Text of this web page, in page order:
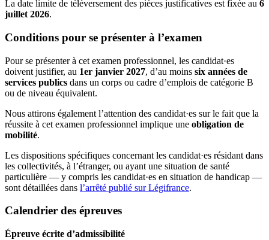
La date limite de téléversement des pièces justificatives est fixée au 6
juillet 2026.
Conditions pour se présenter à l’examen
Pour se présenter à cet examen professionnel, les candidat·es
doivent justifier, au 1er janvier 2027, d’au moins six années de
services publics dans un corps ou cadre d’emplois de catégorie B
ou de niveau équivalent.
Nous attirons également l’attention des candidat·es sur le fait que la
réussite à cet examen professionnel implique une obligation de
mobilité.
Les dispositions spécifiques concernant les candidat·es résidant dans
les collectivités, à l’étranger, ou ayant une situation de santé
particulière — y compris les candidat·es en situation de handicap —
sont détaillées dans l’arrêté publié sur Légifrance.
Calendrier des épreuves
Épreuve écrite d’admissibilité